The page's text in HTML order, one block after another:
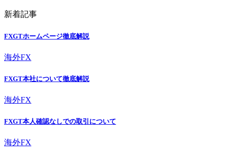
新着記事
FXGTホームページ徹底解説
海外FX
FXGT本社について徹底解説
海外FX
FXGT本人確認なしでの取引について
海外FX